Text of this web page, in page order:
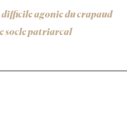
difficile agonie du crapaud
socle patriarcal